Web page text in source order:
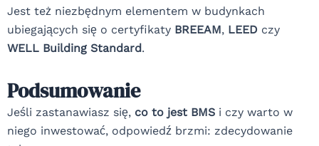
Jest też niezbędnym elementem w budynkach
ubiegających się o certyfikaty BREEAM, LEED czy
WELL Building Standard.
Podsumowanie
Jeśli zastanawiasz się, co to jest BMS i czy warto w
niego inwestować, odpowiedź brzmi: zdecydowanie